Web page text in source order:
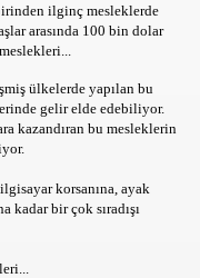
ilginç mesleklerde
arasında 100 bin dolar
ülkelerde yapılan bu
gelir elde edebiliyor.
kazandıran bu mesleklerin
korsanına, ayak
kadar bir çok sıradışı